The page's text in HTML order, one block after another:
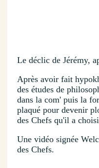
Le déclic de Jérémy,
Après avoir fait
des études de
dans la com' puis la
plaqué pour devenir
des Chefs qu'il a
Une vidéo signée
des Chefs.